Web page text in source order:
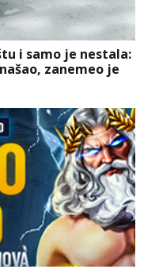
i samo je nestala:
zanemeo je